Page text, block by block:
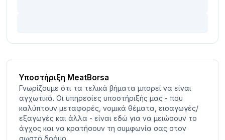
Υποστήριξη MeatBorsa
Γνωρίζουμε ότι τα τελικά βήματα μπορεί να είναι
αγχωτικά. Οι υπηρεσίες υποστήριξής μας - που
καλύπτουν μεταφορές, νομικά θέματα, εισαγωγές/
εξαγωγές και άλλα - είναι εδώ για να μειώσουν το
άγχος και να κρατήσουν τη συμφωνία σας στον
σωστό δρόμο.